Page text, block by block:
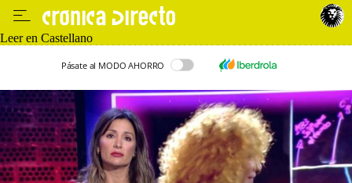
Leer en Castellano
Pásate al MODO AHORRO